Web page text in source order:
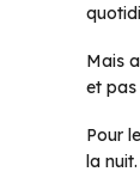
Mais
et pas
Pour
la nuit.